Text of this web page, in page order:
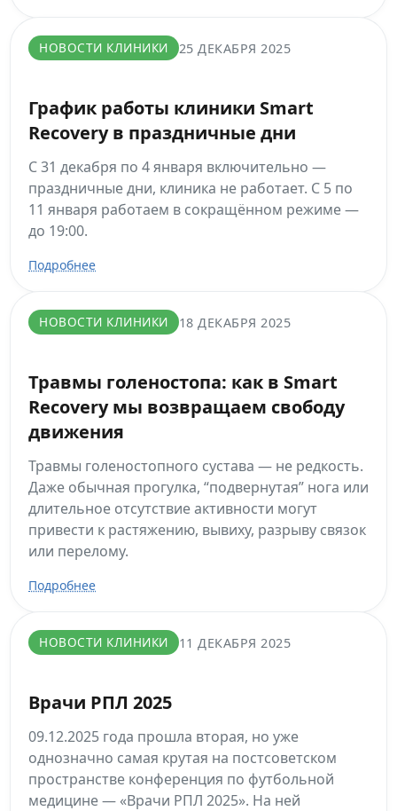
НОВОСТИ КЛИНИКИ 25 ДЕКАБРЯ 2025
График работы клиники Smart
Recovery в праздничные дни
С 31 декабря по 4 января включительно —
праздничные дни, клиника не работает. С 5 по
11 января работаем в сокращённом режиме —
до 19:00.
Подробнее
НОВОСТИ КЛИНИКИ 18 ДЕКАБРЯ 2025
Травмы голеностопа: как в Smart
Recovery мы возвращаем свободу
движения
Травмы голеностопного сустава — не редкость.
Даже обычная прогулка, “подвернутая” нога или
длительное отсутствие активности могут
привести к растяжению, вывиху, разрыву связок
или перелому.
Подробнее
НОВОСТИ КЛИНИКИ 11 ДЕКАБРЯ 2025
Врачи РПЛ 2025
09.12.2025 года прошла вторая, но уже
однозначно самая крутая на постсоветском
пространстве конференция по футбольной
медицине — «Врачи РПЛ 2025». На ней